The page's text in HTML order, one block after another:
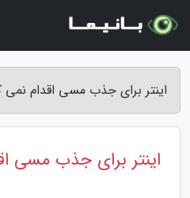
اینتر برای جذب مسی اقدام
اینتر برای جذب مسی